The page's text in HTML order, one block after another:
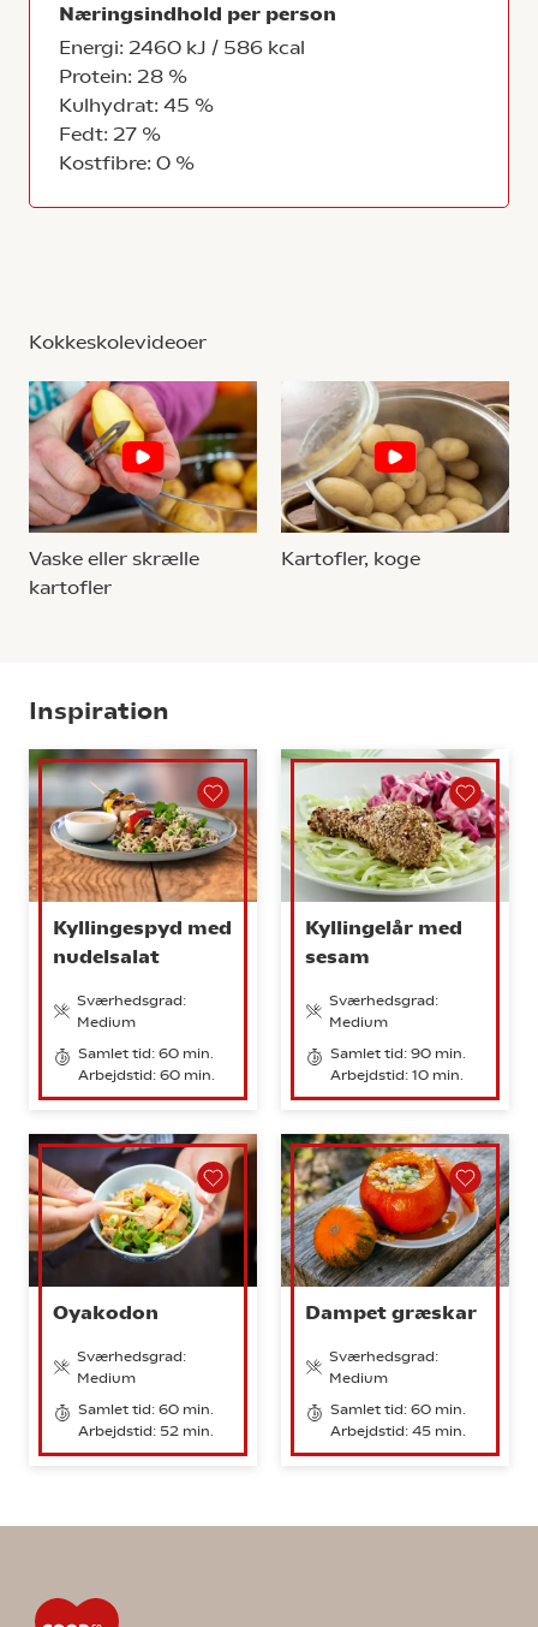
Næringsindhold per person
Energi: 2460 kJ / 586 kcal
Protein: 28 %
Kulhydrat: 45 %
Fedt: 27 %
Kostfibre: 0 %
Kokkeskolevideoer
Vaske eller skrælle
kartofler
Kartofler, koge
Inspiration
Kyllingespyd med
nudelsalat
Sværhedsgrad:
Medium
Samlet tid: 60 min.
Arbejdstid: 60 min.
Kyllingelår med
sesam
Sværhedsgrad:
Medium
Samlet tid: 90 min.
Arbejdstid: 10 min.
Oyakodon
Sværhedsgrad:
Medium
Samlet tid: 60 min.
Arbejdstid: 52 min.
Dampet græskar
Sværhedsgrad:
Medium
Samlet tid: 60 min.
Arbejdstid: 45 min.